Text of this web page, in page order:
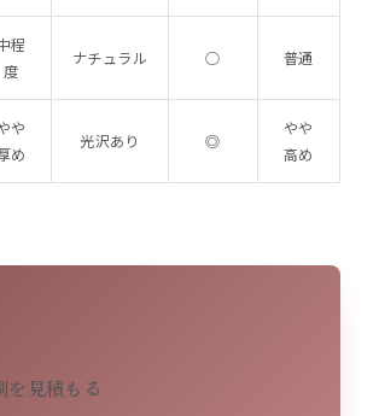
程
度
ナチュラル ○ 普通
や
め
光沢あり ◎
やや
高め
を見積もる